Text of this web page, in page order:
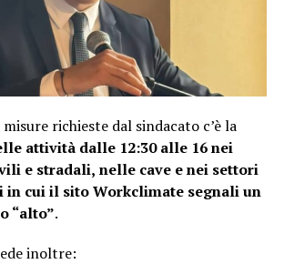
richieste dal sindacato c’è la
attività dalle 12:30 alle 16 nei
e stradali, nelle cave e nei settori
cui il sito Workclimate segnali un
“alto”.
inoltre: